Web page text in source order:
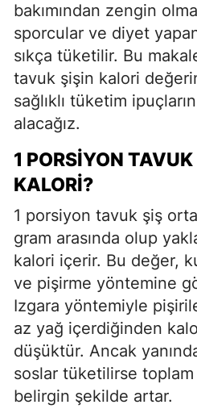
bakımından zengin
sporcular ve diyet
sıkça tüketilir. Bu
tavuk şişin kalori
sağlıklı tüketim
alacağız.
1 PORSIYON
KALORI?
1 porsiyon tavuk şiş
gram arasında olup
kalori içerir. Bu değer,
ve pişirme yöntemine
Izgara yöntemiyle
az yağ içerdiğinden
düşüktür. Ancak
soslar tüketilirse toplam
belirgin şekilde artar.